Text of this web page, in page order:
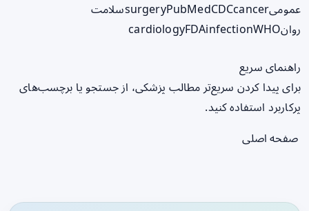
عمومی
surgeryPubMedCDCcancer
سلامت
روان
cardiologyFDAinfectionWHO
راهنمای سریع
برای پیدا کردن سریع‌تر مطالب پزشکی، از جستجو یا برچسب‌های
پرکاربرد استفاده کنید.
صفحه اصلی